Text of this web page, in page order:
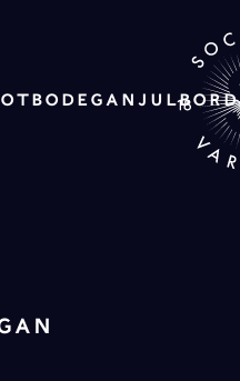
BODEGAN JULBORD